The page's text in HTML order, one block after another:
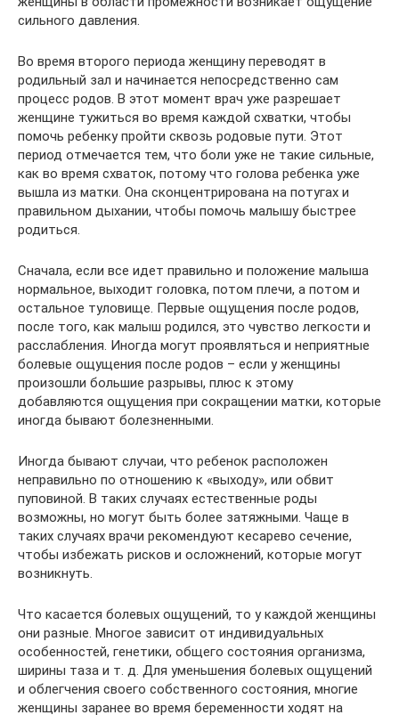
сильного давления.
Во время второго периода женщину переводят в
родильный зал и начинается непосредственно сам
процесс родов. В этот момент врач уже разрешает
женщине тужиться во время каждой схватки, чтобы
помочь ребенку пройти сквозь родовые пути. Этот
период отмечается тем, что боли уже не такие сильные,
как во время схваток, потому что голова ребенка уже
вышла из матки. Она сконцентрирована на потугах и
правильном дыхании, чтобы помочь малышу быстрее
родиться.
Сначала, если все идет правильно и положение малыша
нормальное, выходит головка, потом плечи, а потом и
остальное туловище. Первые ощущения после родов,
после того, как малыш родился, это чувство легкости и
расслабления. Иногда могут проявляться и неприятные
болевые ощущения после родов – если у женщины
произошли большие разрывы, плюс к этому
добавляются ощущения при сокращении матки, которые
иногда бывают болезненными.
Иногда бывают случаи, что ребенок расположен
неправильно по отношению к «выходу», или обвит
пуповиной. В таких случаях естественные роды
возможны, но могут быть более затяжными. Чаще в
таких случаях врачи рекомендуют кесарево сечение,
чтобы избежать рисков и осложнений, которые могут
возникнуть.
Что касается болевых ощущений, то у каждой женщины
они разные. Многое зависит от индивидуальных
особенностей, генетики, общего состояния организма,
ширины таза и т. д. Для уменьшения болевых ощущений
и облегчения своего собственного состояния, многие
женщины заранее во время беременности ходят на